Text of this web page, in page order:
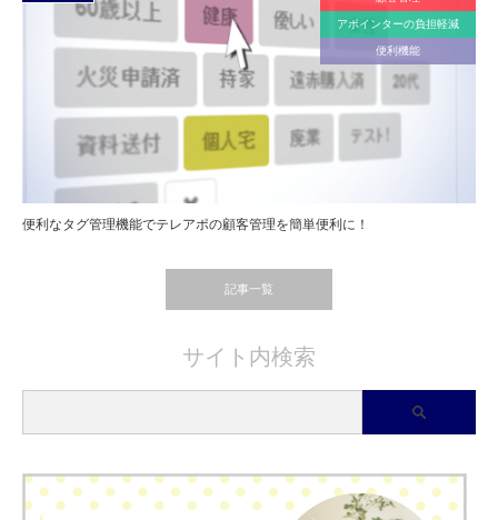
アポインターの負担軽減
便利機能
便利なタグ管理機能でテレアポの顧客管理を簡単便利に！
記事一覧
サイト内検索